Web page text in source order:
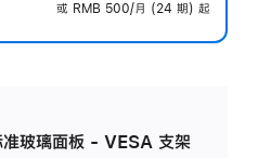
或 RMB 500/月 (24 期) 起
玻璃面板 - VESA 支架